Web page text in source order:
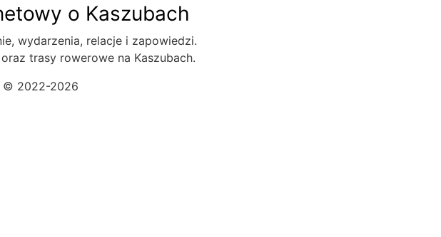
o Kaszubach
wydarzenia, relacje i zapowiedzi.
trasy rowerowe na Kaszubach.
© 2022-2026